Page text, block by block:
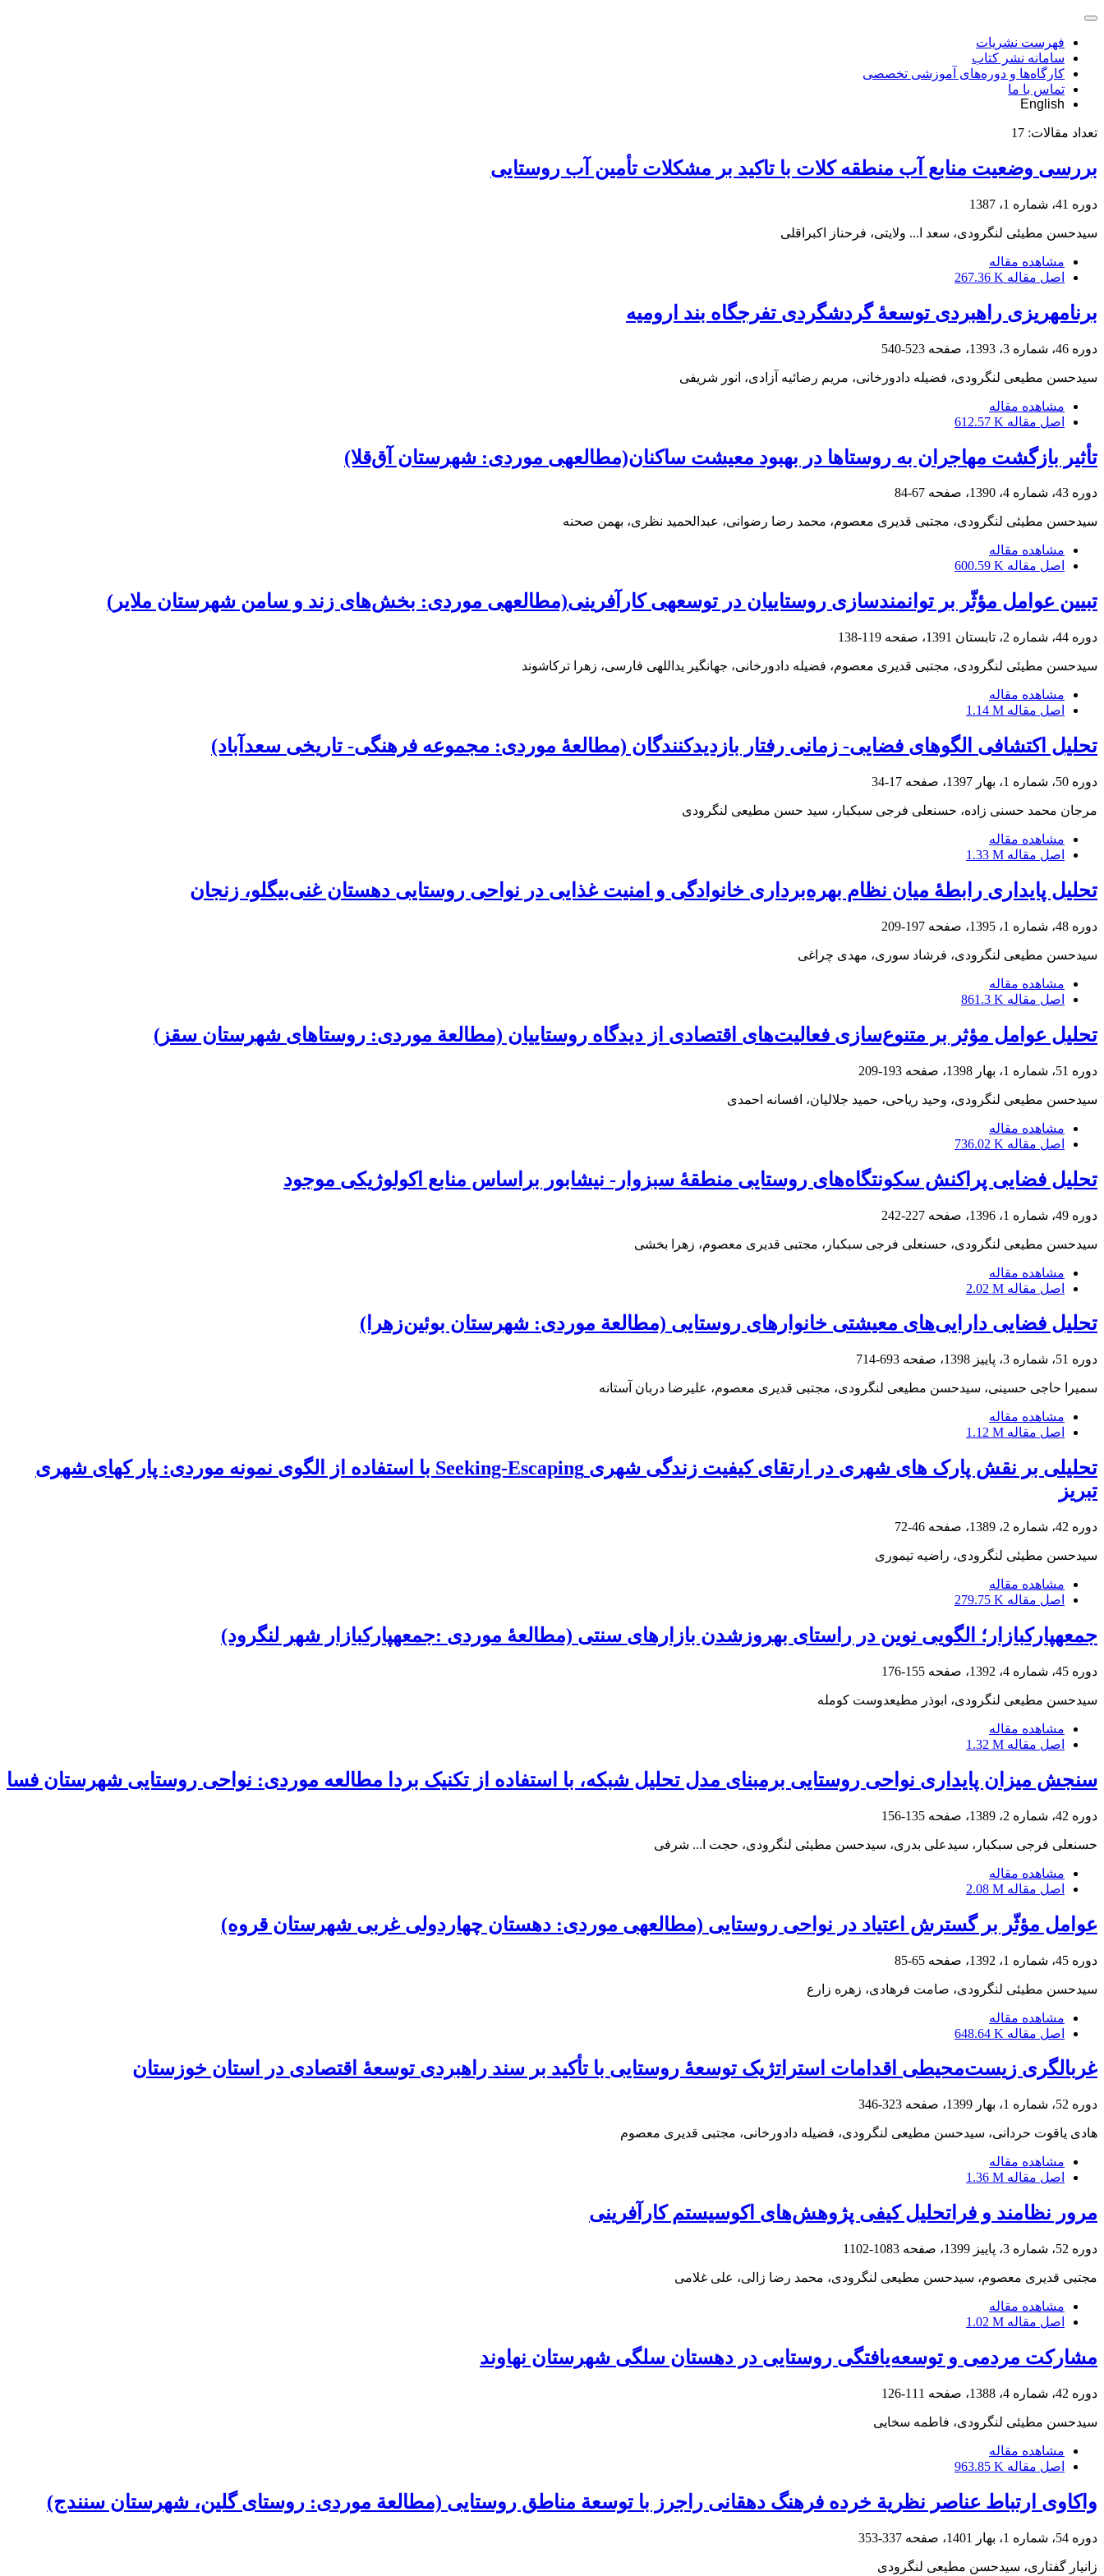
فهرست نشریات
سامانه نشر کتاب
کارگاه‌ها و دوره‌های آموزشی تخصصی
تماس با ما
English
تعداد مقالات: 17
بررسی وضعیت منابع آب منطقه کلات با تاکید بر مشکلات تأمین آب روستایی
دوره 41، شماره 1، 1387
سیدحسن مطیئی لنگرودی، سعد ا... ولایتی، فرحناز اکبراقلی
مشاهده مقاله
اصل مقاله 267.36 K
برنامه‎ریزی راهبردی توسعۀ گردشگردی تفرجگاه بند ارومیه
دوره 46، شماره 3، 1393، صفحه 523-540
سیدحسن مطیعی لنگرودی، فضیله دادورخانی، مریم رضائیه آزادی، انور شریفی
مشاهده مقاله
اصل مقاله 612.57 K
تأثیر بازگشت مهاجران به روستاها در بهبود معیشت ساکنان(مطالعه‎ی موردی: شهرستان آق‌قلا)
دوره 43، شماره 4، 1390، صفحه 67-84
سیدحسن مطیئی لنگرودی، مجتبی قدیری معصوم، محمد رضا رضوانی، عبدالحمید نظری، بهمن صحنه
مشاهده مقاله
اصل مقاله 600.59 K
تبیین عوامل مؤثّر بر توانمندسازی روستاییان در توسعه‎ی کارآفرینی(مطالعه‎ی موردی: بخش‌های زند و سامن شهرستان ملایر)
دوره 44، شماره 2، تابستان 1391، صفحه 119-138
سیدحسن مطیئی لنگرودی، مجتبی قدیری معصوم، فضیله دادورخانی، جهانگیر یداللهی فارسی، زهرا ترکاشوند
مشاهده مقاله
اصل مقاله 1.14 M
تحلیل اکتشافی الگوهای فضایی- زمانی رفتار بازدیدکنندگان (مطالعۀ موردی: مجموعه فرهنگی- تاریخی سعدآباد)
دوره 50، شماره 1، بهار 1397، صفحه 17-34
مرجان محمد حسنی زاده، حسنعلی فرجی سبکبار، سید حسن مطیعی لنگرودی
مشاهده مقاله
اصل مقاله 1.33 M
تحلیل پایداری رابطۀ میان نظام بهره‌برداری خانوادگی و امنیت غذایی در نواحی روستایی دهستان غنی‌بیگلو، زنجان
دوره 48، شماره 1، 1395، صفحه 197-209
سیدحسن مطیعی لنگرودی، فرشاد سوری، مهدی چراغی
مشاهده مقاله
اصل مقاله 861.3 K
تحلیل عوامل مؤثر بر متنوع‌سازی فعالیت‌های اقتصادی از دیدگاه روستاییان (مطالعة موردی: روستاهای شهرستان سقز)
دوره 51، شماره 1، بهار 1398، صفحه 193-209
سیدحسن مطیعی لنگرودی، وحید ریاحی، حمید جلالیان، افسانه احمدی
مشاهده مقاله
اصل مقاله 736.02 K
تحلیل فضایی پراکنش سکونتگاه‌های روستایی منطقۀ سبزوار- نیشابور براساس منابع اکولوژیکی موجود
دوره 49، شماره 1، 1396، صفحه 227-242
سیدحسن مطیعی لنگرودی، حسنعلی فرجی سبکبار، مجتبی قدیری معصوم، زهرا بخشی
مشاهده مقاله
اصل مقاله 2.02 M
تحلیل فضایی دارایی‌های معیشتی خانوارهای روستایی (مطالعة موردی: شهرستان بوئین‌زهرا)
دوره 51، شماره 3، پاییز 1398، صفحه 693-714
سمیرا حاجی حسینی، سیدحسن مطیعی لنگرودی، مجتبی قدیری معصوم، علیرضا دربان آستانه
مشاهده مقاله
اصل مقاله 1.12 M
تحلیلی بر نقش پارک های شهری در ارتقای کیفیت زندگی شهری Seeking-Escaping با استفاده از الگوی نمونه موردی: پار کهای شهری
تبریز
دوره 42، شماره 2، 1389، صفحه 46-72
سیدحسن مطیئی لنگرودی، راضیه تیموری
مشاهده مقاله
اصل مقاله 279.75 K
جمعه‎پارک‎بازار؛‌ الگویی نوین در راستای به‎روزشدن بازارهای سنتی (مطالعۀ موردی :جمعه‎پارک‎بازار شهر لنگرود)
دوره 45، شماره 4، 1392، صفحه 155-176
سیدحسن مطیعی لنگرودی، ابوذر مطیع‎دوست کومله
مشاهده مقاله
اصل مقاله 1.32 M
سنجش میزان پایداری نواحی روستایی برمبنای مدل تحلیل شبکه، با استفاده از تکنیک بردا مطالعه موردی: نواحی روستایی شهرستان فسا
دوره 42، شماره 2، 1389، صفحه 135-156
حسنعلی فرجی سبکبار، سیدعلی بدری، سیدحسن مطیئی لنگرودی، حجت ا... شرفی
مشاهده مقاله
اصل مقاله 2.08 M
عوامل مؤثّر بر گسترش اعتیاد در نواحی روستایی (مطالعه‎ی موردی: دهستان چهاردولی غربی شهرستان قروه)
دوره 45، شماره 1، 1392، صفحه 65-85
سیدحسن مطیئی لنگرودی، صامت فرهادی، زهره زارع
مشاهده مقاله
اصل مقاله 648.64 K
غربالگری زیست‌محیطی اقدامات استراتژیک توسعۀ روستایی با تأکید بر سند راهبردی توسعۀ اقتصادی در استان خوزستان
دوره 52، شماره 1، بهار 1399، صفحه 323-346
هادی یاقوت حردانی، سیدحسن مطیعی لنگرودی، فضیله دادورخانی، مجتبی قدیری معصوم
مشاهده مقاله
اصل مقاله 1.36 M
مرور نظامند و فراتحلیل کیفی پژوهش‌های اکوسیستم کارآفرینی
دوره 52، شماره 3، پاییز 1399، صفحه 1083-1102
مجتبی قدیری معصوم، سیدحسن مطیعی لنگرودی، محمد رضا زالی، علی غلامی
مشاهده مقاله
اصل مقاله 1.02 M
مشارکت مردمی و توسعه‌یافتگی روستایی در دهستان سلگی شهرستان نهاوند
دوره 42، شماره 4، 1388، صفحه 111-126
سیدحسن مطیئی لنگرودی، فاطمه سخایی
مشاهده مقاله
اصل مقاله 963.85 K
واکاوی ارتباط عناصر نظریة خرده ‏فرهنگ دهقانی راجرز با توسعة مناطق روستایی (مطالعة موردی: روستای گلین، شهرستان سنندج)
دوره 54، شماره 1، بهار 1401، صفحه 337-353
زانیار گفتاری، سیدحسن مطیعی لنگرودی